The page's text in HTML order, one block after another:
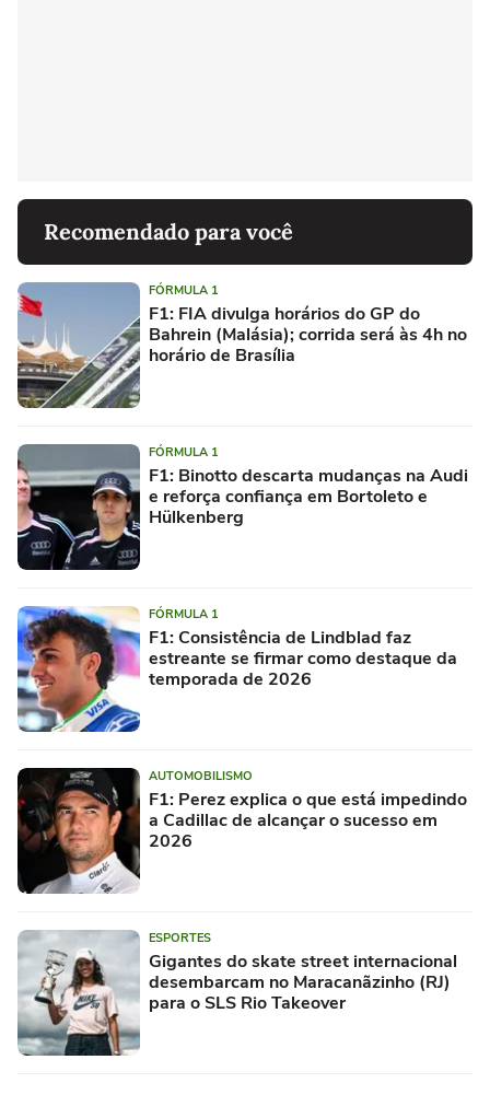
Recomendado para você
FÓRMULA 1
F1: FIA divulga horários do GP do
Bahrein (Malásia); corrida será às 4h no
horário de Brasília
FÓRMULA 1
F1: Binotto descarta mudanças na Audi
e reforça confiança em Bortoleto e
Hülkenberg
FÓRMULA 1
F1: Consistência de Lindblad faz
estreante se firmar como destaque da
temporada de 2026
AUTOMOBILISMO
F1: Perez explica o que está impedindo
a Cadillac de alcançar o sucesso em
2026
ESPORTES
Gigantes do skate street internacional
desembarcam no Maracanãzinho (RJ)
para o SLS Rio Takeover